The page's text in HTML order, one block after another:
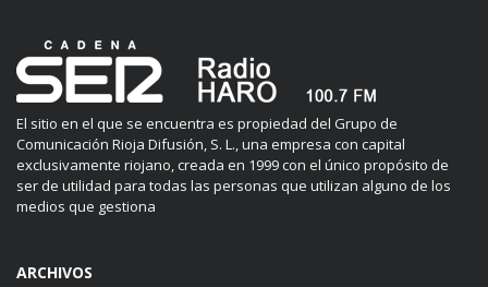
El sitio en el que se encuentra es propiedad del Grupo de
Comunicación Rioja Difusión, S. L., una empresa con capital
exclusivamente riojano, creada en 1999 con el único propósito de
ser de utilidad para todas las personas que utilizan alguno de los
medios que gestiona
ARCHIVOS